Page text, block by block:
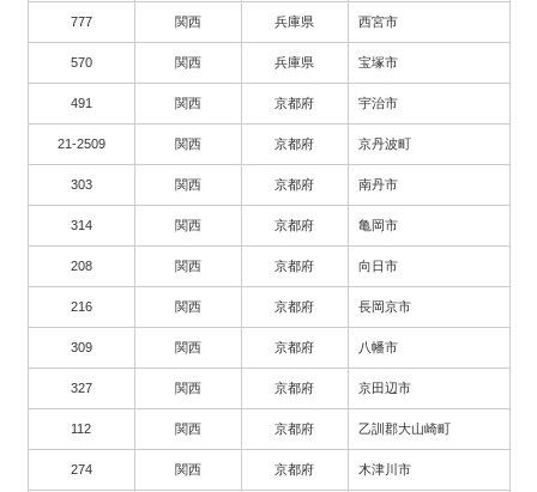
777 関西 兵庫県 西宮市
570 関西 兵庫県 宝塚市
491 関西 京都府 宇治市
21-2509 関西 京都府 京丹波町
303 関西 京都府 南丹市
314 関西 京都府 亀岡市
208 関西 京都府 向日市
216 関西 京都府 長岡京市
309 関西 京都府 八幡市
327 関西 京都府 京田辺市
112 関西 京都府 乙訓郡大山崎町
274 関西 京都府 木津川市